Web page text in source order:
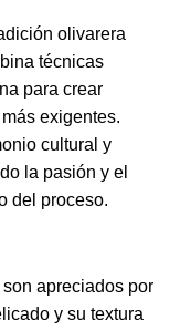
olivarera
técnicas
para crear
exigentes.
cultural y
la pasión y el
del proceso.
apreciados por
y su textura